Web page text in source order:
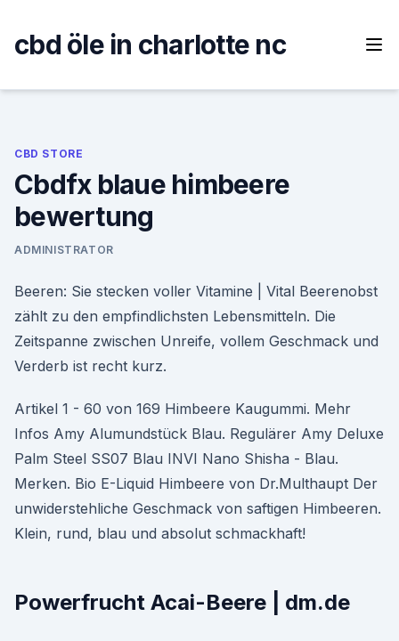
content
cbd öle in charlotte nc
CBD STORE
Cbdfx blaue himbeere
bewertung
ADMINISTRATOR
Beeren: Sie stecken voller Vitamine | Vital Beerenobst
zählt zu den empfindlichsten Lebensmitteln. Die
Zeitspanne zwischen Unreife, vollem Geschmack und
Verderb ist recht kurz.
Artikel 1 - 60 von 169 Himbeere Kaugummi. Mehr
Infos Amy Alumundstück Blau. Regulärer Amy Deluxe
Palm Steel SS07 Blau INVI Nano Shisha - Blau.
Merken. Bio E-Liquid Himbeere von Dr.Multhaupt Der
unwiderstehliche Geschmack von saftigen Himbeeren.
Klein, rund, blau und absolut schmackhaft!
Powerfrucht Acai-Beere | dm.de